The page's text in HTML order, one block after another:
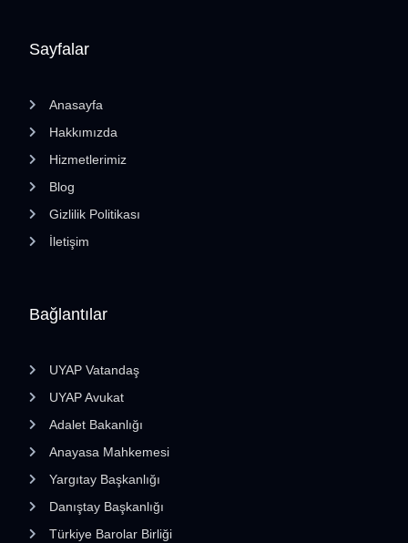
Bağlantılar
UYAP Vatandaş
UYAP Avukat
Adalet Bakanlığı
Anayasa Mahkemesi
Yargıtay Başkanlığı
Danıştay Başkanlığı
Türkiye Barolar Birliği
Sayfalar
Anasayfa
Hakkımızda
Hizmetlerimiz
Blog
Gizlilik Politikası
İletişim